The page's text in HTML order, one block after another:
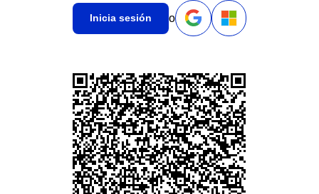
Inicia sesión o